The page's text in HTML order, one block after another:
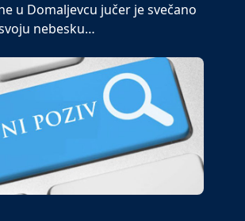
u Domaljevcu jučer je svečano
nebesku…